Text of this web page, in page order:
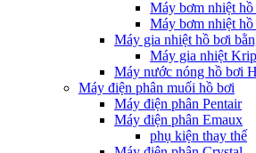
Máy bơm nhiệt
Máy bơm nhiệt
Máy gia nhiệt hồ bơi
Máy gia nhiệt
Máy nước nóng hồ bơi
Máy điện phân muối hồ bơi
Máy điện phân Pentair
Máy điện phân Emaux
phụ kiện thay thế